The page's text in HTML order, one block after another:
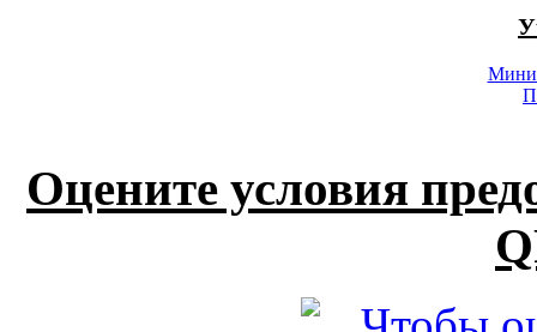
Оцените условия